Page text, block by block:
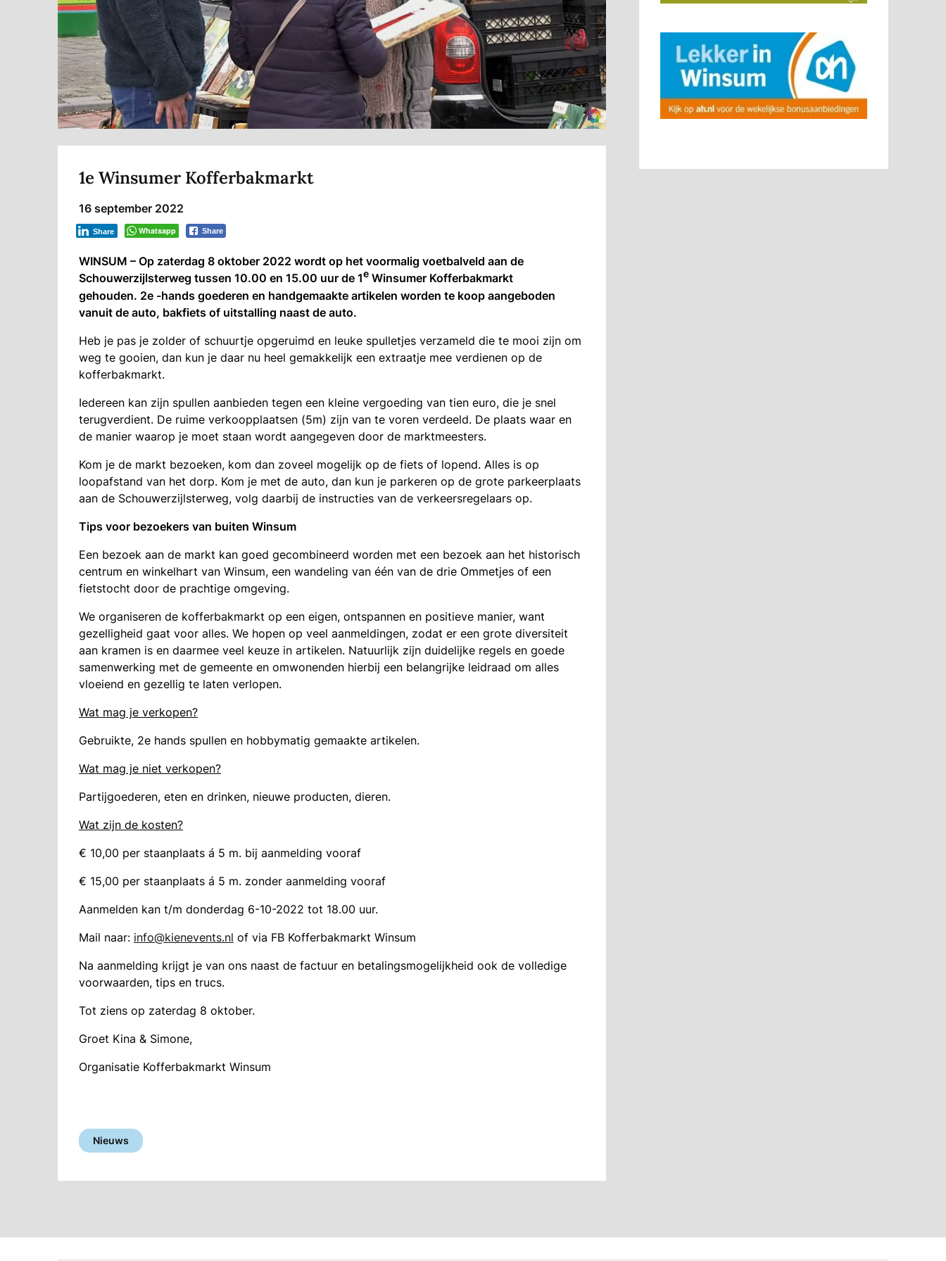
1e Winsumer Kofferbakmarkt
16 september 2022
Whatsapp Share
Share
WINSUM – Op zaterdag 8 oktober 2022 wordt op het voormalig voetbalveld aan de
Schouwerzijlsterweg tussen 10.00 en 15.00 uur de 1e Winsumer Kofferbakmarkt
gehouden. 2e -hands goederen en handgemaakte artikelen worden te koop aangeboden
vanuit de auto, bakfiets of uitstalling naast de auto.
Heb je pas je zolder of schuurtje opgeruimd en leuke spulletjes verzameld die te mooi zijn om
weg te gooien, dan kun je daar nu heel gemakkelijk een extraatje mee verdienen op de
kofferbakmarkt.
Iedereen kan zijn spullen aanbieden tegen een kleine vergoeding van tien euro, die je snel
terugverdient. De ruime verkoopplaatsen (5m) zijn van te voren verdeeld. De plaats waar en
de manier waarop je moet staan wordt aangegeven door de marktmeesters.
Kom je de markt bezoeken, kom dan zoveel mogelijk op de fiets of lopend. Alles is op
loopafstand van het dorp. Kom je met de auto, dan kun je parkeren op de grote parkeerplaats
aan de Schouwerzijlsterweg, volg daarbij de instructies van de verkeersregelaars op.
Tips voor bezoekers van buiten Winsum
Een bezoek aan de markt kan goed gecombineerd worden met een bezoek aan het historisch
centrum en winkelhart van Winsum, een wandeling van één van de drie Ommetjes of een
fietstocht door de prachtige omgeving.
We organiseren de kofferbakmarkt op een eigen, ontspannen en positieve manier, want
gezelligheid gaat voor alles. We hopen op veel aanmeldingen, zodat er een grote diversiteit
aan kramen is en daarmee veel keuze in artikelen. Natuurlijk zijn duidelijke regels en goede
samenwerking met de gemeente en omwonenden hierbij een belangrijke leidraad om alles
vloeiend en gezellig te laten verlopen.
Wat mag je verkopen?
Gebruikte, 2e hands spullen en hobbymatig gemaakte artikelen.
Wat mag je niet verkopen?
Partijgoederen, eten en drinken, nieuwe producten, dieren.
Wat zijn de kosten?
€ 10,00 per staanplaats á 5 m. bij aanmelding vooraf
€ 15,00 per staanplaats á 5 m. zonder aanmelding vooraf
Aanmelden kan t/m donderdag 6-10-2022 tot 18.00 uur.
Mail naar: info@kienevents.nl of via FB Kofferbakmarkt Winsum
Na aanmelding krijgt je van ons naast de factuur en betalingsmogelijkheid ook de volledige
voorwaarden, tips en trucs.
Tot ziens op zaterdag 8 oktober.
Groet Kina & Simone,
Organisatie Kofferbakmarkt Winsum
Nieuws